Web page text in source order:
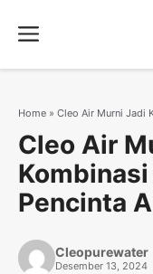
Menu
Home » Cleo Air Murni Jadi
Cleo Air
Pencinta
Cleopurewater
Desember 13, 2024